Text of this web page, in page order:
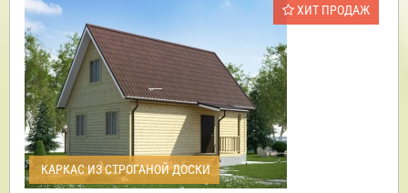
ХИТ ПРОДАЖ
КАРКАС ИЗ СТРОГАНОЙ ДОСКИ